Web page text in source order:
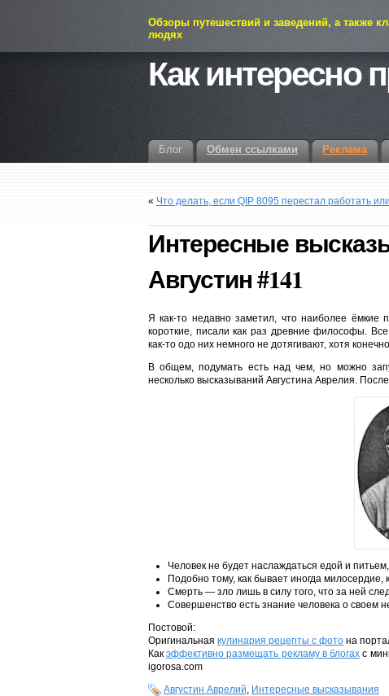
Обзоры путешествий и заведений, а также
людях
Как интересно
Блог Обмен ссылками Реклама
« Что делать, если QIP 8095 перестал работать
Интересные
Августин #141
Я как-то недавно заметил, что наиболее
короткие, писали как раз древние философы.
как-то одо них немного не дотягивают, хотя
В общем, подумать есть над чем, но можно
несколько высказываний Августина Аврелия.
Человек не будет наслаждаться едой и
Подобно тому, как бывает иногда милосердие,
Смерть — зло лишь в силу того, что за ней
Совершенство есть знание человека о своем
Постовой:
Оригинальная кулинария рецепты с фото на
Какэффективно размещать рекламу в блогах с
igorosa.com
Августин Аврелий, Интересные высказывания